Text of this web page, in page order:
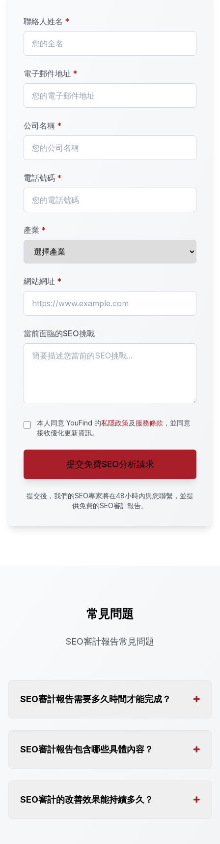
聯絡人姓名 *
電子郵件地址 *
公司名稱 *
電話號碼 *
產業 *
網站網址 *
當前面臨的SEO挑戰
本人同意 YouFind 的私隱政策及服務條款 ，並同意
接收優化更新資訊。
提交免費SEO分析請求
提交後，我們的SEO專家將在48小時內與您聯繫，並提
供免費的SEO審計報告。
常見問題
SEO審計報告常見問題
SEO審計報告需要多久時間才能完成？
SEO審計報告包含哪些具體內容？
SEO審計的改善效果能持續多久？